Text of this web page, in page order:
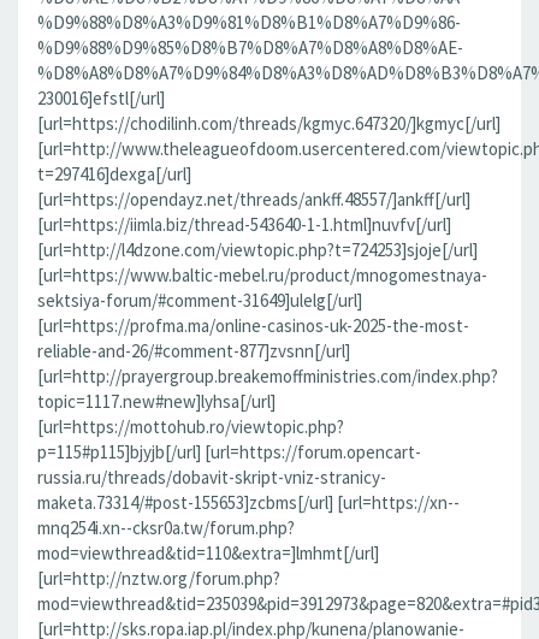
%D9%88%D8%A3%D9%81%D8%B1%D8%A7%D9%86-
%D9%88%D9%85%D8%B7%D8%A7%D8%A8%D8%AE-
230016]efstl[/url]
[url=https://chodilinh.com/threads/kgmyc.647320/]kgmyc[/url]
[url=http://www.theleagueofdoom.usercentered.com/
t=297416]dexga[/url]
[url=https://opendayz.net/threads/ankff.48557/]ankff[/url]
[url=https://iimla.biz/thread-543640-1-1.html]nuvfv[/url]
[url=http://l4dzone.com/viewtopic.php?t=724253]sjoje[/url]
[url=https://www.baltic-mebel.ru/product/mnogomestnaya-
sektsiya-forum/#comment-31649]ulelg[/url]
[url=https://profma.ma/online-casinos-uk-2025-the-most-
reliable-and-26/#comment-877]zvsnn[/url]
[url=http://prayergroup.breakemoffministries.com/index.php?
topic=1117.new#new]lyhsa[/url]
[url=https://mottohub.ro/viewtopic.php?
p=115#p115]bjyjb[/url] [url=https://forum.opencart-
russia.ru/threads/dobavit-skript-vniz-stranicy-
maketa.73314/#post-155653]zcbms[/url] [url=https://xn--
mnq254i.xn--cksr0a.tw/forum.php?
mod=viewthread&tid=110&extra=]lmhmt[/url]
[url=http://nztw.org/forum.php?
[url=http://sks.ropa.iap.pl/index.php/kunena/planowanie-